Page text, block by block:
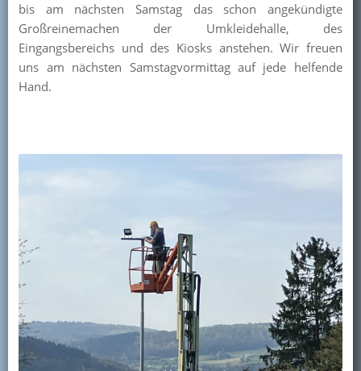
bis am nächsten Samstag das schon angekündigte
Großreinemachen der Umkleidehalle, des
Eingangsbereichs und des Kiosks anstehen. Wir freuen
uns am nächsten Samstagvormittag auf jede helfende
Hand.